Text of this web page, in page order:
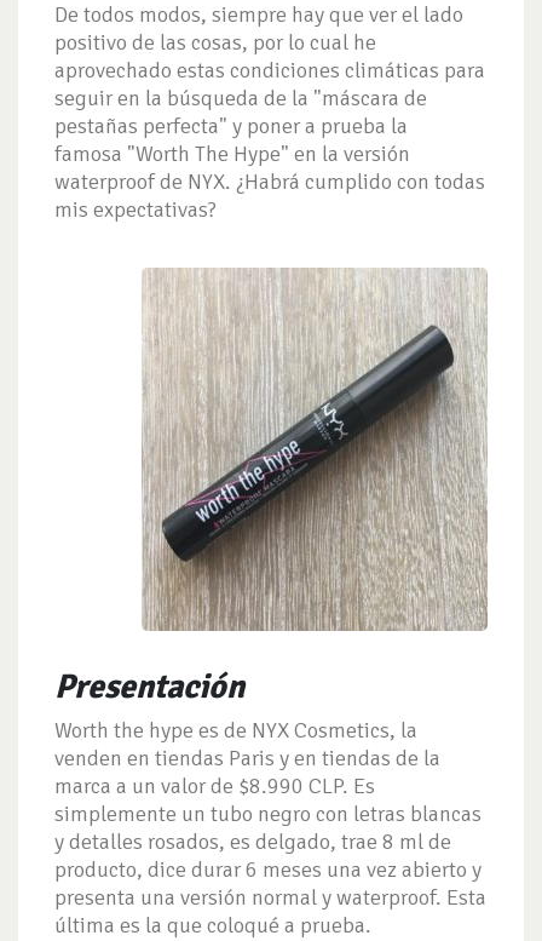
De todos modos, siempre hay que ver el lado
positivo de las cosas, por lo cual he
aprovechado estas condiciones climáticas para
seguir en la búsqueda de la "máscara de
pestañas perfecta" y poner a prueba la
famosa "Worth The Hype" en la versión
waterproof de NYX. ¿Habrá cumplido con todas
mis expectativas?
Presentación
Worth the hype es de NYX Cosmetics, la
venden en tiendas Paris y en tiendas de la
marca a un valor de $8.990 CLP. Es
simplemente un tubo negro con letras blancas
y detalles rosados, es delgado, trae 8 ml de
producto, dice durar 6 meses una vez abierto y
presenta una versión normal y waterproof. Esta
última es la que coloqué a prueba.